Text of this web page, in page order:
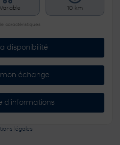
Variable 10 km
caractéristiques
disponibilité
échange
d'informations
légales